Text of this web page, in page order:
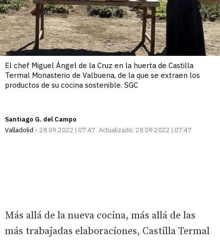
El chef Miguel Ángel de la Cruz en la huerta de Castilla
Termal Monasterio de Valbuena, de la que se extraen los
productos de su cocina sostenible. SGC
Santiago G. del Campo
Valladolid
28.09.2022 | 07:47 Actualizado: 28.09.2022 | 07:47
Más allá de la nueva cocina, más allá de las
más trabajadas elaboraciones, Castilla Termal